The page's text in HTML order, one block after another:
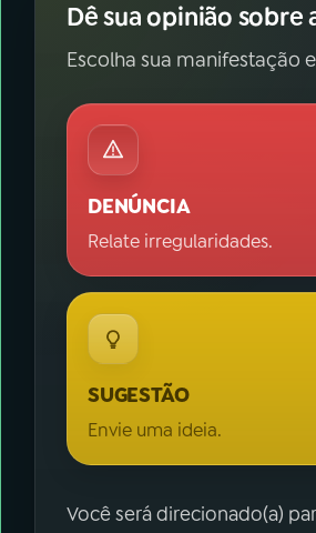
Dê sua opinião
Escolha sua manifestação
DENÚNCIA
Relate irregularidades.
SUGESTÃO
Envie uma ideia.
Você será direcionado(a)